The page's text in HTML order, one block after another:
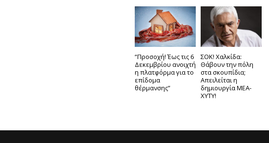
“Προσοχή! Έως τις 6
Δεκεμβρίου ανοιχτή
η πλατφόρμα για το
επίδομα
θέρμανσης”
ΣΟΚ! Χαλκίδα:
Θάβουν την πόλη
στα σκουπίδια;
Απειλείται η
δημιουργία ΜΕΑ-
ΧΥΤΥ!